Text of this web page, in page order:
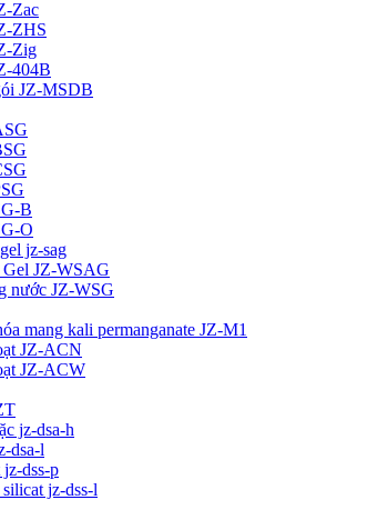
Zac
ZHS
Zig
404B
JZ-MSDB
B
O
jz-sag
JZ-WSAG
nước JZ-WSG
mang kali permanganate JZ-M1
JZ-ACN
JZ-ACW
jz-dsa-h
dsa-l
dss-p
jz-dss-l